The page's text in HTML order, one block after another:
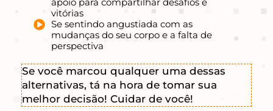
vitórias
Se sentindo angustiada com as
mudanças do seu corpo e a falta de
perspectiva
Se você marcou qualquer uma dessas
alternativas, tá na hora de tomar sua
melhor decisão! Cuidar de você!